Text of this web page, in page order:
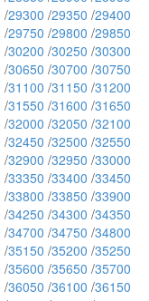
/29300 /29350 /29400
/29750 /29800 /29850
/30200 /30250 /30300
/30650 /30700 /30750
/31100 /31150 /31200
/31550 /31600 /31650
/32000 /32050 /32100
/32450 /32500 /32550
/32900 /32950 /33000
/33350 /33400 /33450
/33800 /33850 /33900
/34250 /34300 /34350
/34700 /34750 /34800
/35150 /35200 /35250
/35600 /35650 /35700
/36050 /36100 /36150